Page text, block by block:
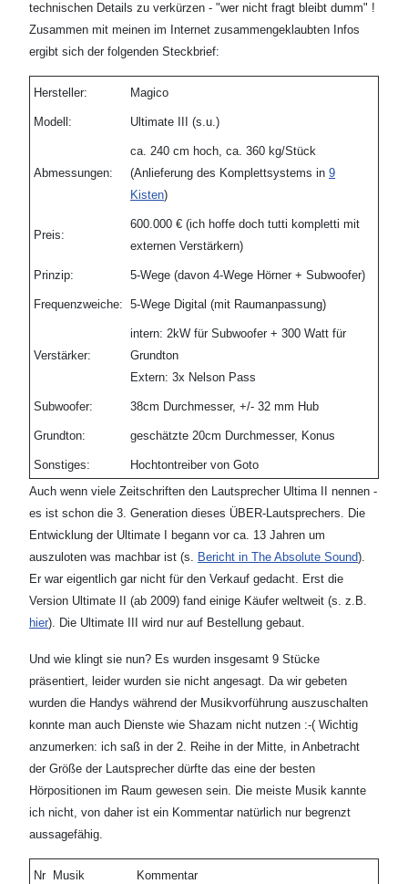
technischen Details zu verkürzen - "wer nicht fragt bleibt dumm" !
Zusammen mit meinen im Internet zusammengeklaubten Infos
ergibt sich der folgenden Steckbrief:
Hersteller: Magico
Modell: Ultimate III (s.u.)
Abmessungen:
ca. 240 cm hoch, ca. 360 kg/Stück
(Anlieferung des Komplettsystems in 9
Kisten)
Preis:
600.000 € (ich hoffe doch tutti kompletti mit
externen Verstärkern)
Prinzip: 5-Wege (davon 4-Wege Hörner + Subwoofer)
Frequenzweiche: 5-Wege Digital (mit Raumanpassung)
Verstärker:
intern: 2kW für Subwoofer + 300 Watt für
Grundton
Extern: 3x Nelson Pass
Subwoofer: 38cm Durchmesser, +/- 32 mm Hub
Grundton: geschätzte 20cm Durchmesser, Konus
Sonstiges:
Hochtontreiber von Goto
Auch wenn viele Zeitschriften den Lautsprecher Ultima II nennen -
es ist schon die 3. Generation dieses ÜBER-Lautsprechers. Die
Entwicklung der Ultimate I begann vor ca. 13 Jahren um
auszuloten was machbar ist (s. Bericht in The Absolute Sound).
Er war eigentlich gar nicht für den Verkauf gedacht. Erst die
Version Ultimate II (ab 2009) fand einige Käufer weltweit (s. z.B.
hier). Die Ultimate III wird nur auf Bestellung gebaut.
Und wie klingt sie nun? Es wurden insgesamt 9 Stücke
präsentiert, leider wurden sie nicht angesagt. Da wir gebeten
wurden die Handys während der Musikvorführung auszuschalten
konnte man auch Dienste wie Shazam nicht nutzen :-( Wichtig
anzumerken: ich saß in der 2. Reihe in der Mitte, in Anbetracht
der Größe der Lautsprecher dürfte das eine der besten
Hörpositionen im Raum gewesen sein. Die meiste Musik kannte
ich nicht, von daher ist ein Kommentar natürlich nur begrenzt
aussagefähig.
Nr Musik Kommentar